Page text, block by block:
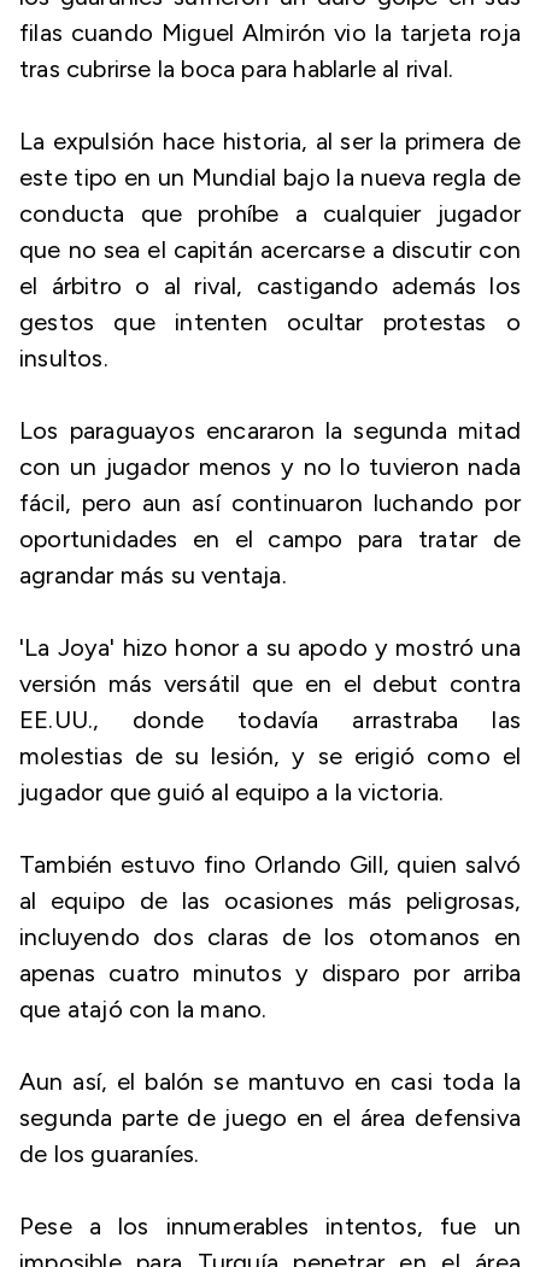
filas cuando Miguel Almirón vio la tarjeta roja
tras cubrirse la boca para hablarle al rival.
La expulsión hace historia, al ser la primera de
este tipo en un Mundial bajo la nueva regla de
conducta que prohíbe a cualquier jugador
que no sea el capitán acercarse a discutir con
el árbitro o al rival, castigando además los
gestos que intenten ocultar protestas o
insultos.
Los paraguayos encararon la segunda mitad
con un jugador menos y no lo tuvieron nada
fácil, pero aun así continuaron luchando por
oportunidades en el campo para tratar de
agrandar más su ventaja.
'La Joya' hizo honor a su apodo y mostró una
versión más versátil que en el debut contra
EE.UU., donde todavía arrastraba las
molestias de su lesión, y se erigió como el
jugador que guió al equipo a la victoria.
También estuvo fino Orlando Gill, quien salvó
al equipo de las ocasiones más peligrosas,
incluyendo dos claras de los otomanos en
apenas cuatro minutos y disparo por arriba
que atajó con la mano.
Aun así, el balón se mantuvo en casi toda la
segunda parte de juego en el área defensiva
de los guaraníes.
Pese a los innumerables intentos, fue un